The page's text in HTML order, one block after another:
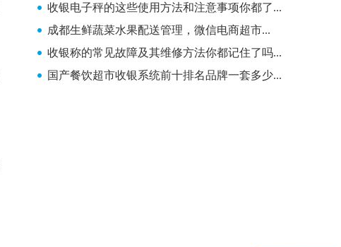
收银电子秤的这些使用方法和注意事项你都了...
成都生鲜蔬菜水果配送管理，微信电商超市...
收银称的常见故障及其维修方法你都记住了吗...
国产餐饮超市收银系统前十排名品牌一套多少...